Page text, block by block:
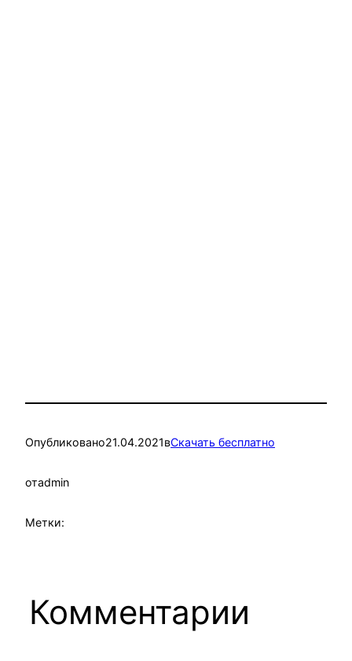
Опубликовано21.04.2021вСкачать бесплатно
отadmin
Метки:
Комментарии